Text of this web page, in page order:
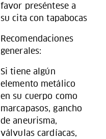
favor preséntese a
su cita con tapabocas
Recomendaciones
generales:
Si tiene algún
elemento metálico
en su cuerpo como
marcapasos, gancho
de aneurisma,
válvulas cardíacas,